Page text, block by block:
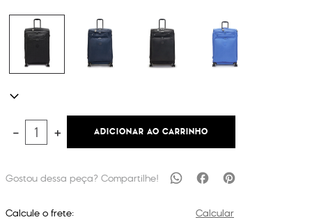
＋
－ ADICIONAR AO CARRINHO
Calcule o frete: Calcular